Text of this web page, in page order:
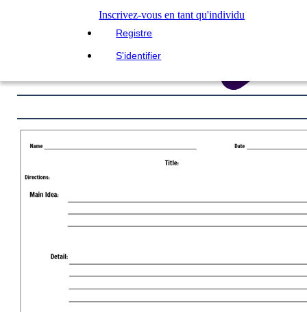
Inscrivez-vous en tant qu'individu
Registre
S'identifier